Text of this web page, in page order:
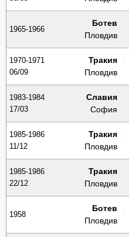
1965-1966
Ботев
Пловдив
1970-1971
06/09
Тракия
Пловдив
1983-1984
17/03
Славия
София
1985-1986
11/12
Тракия
Пловдив
1985-1986
22/12
Тракия
Пловдив
1958
Ботев
Пловдив